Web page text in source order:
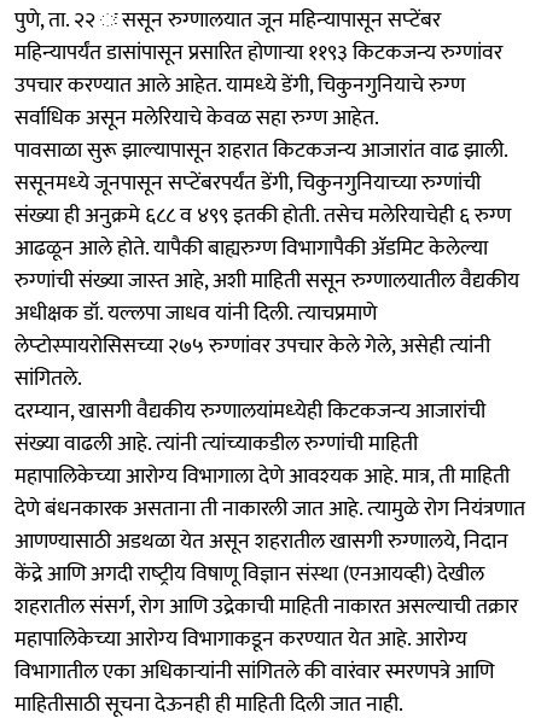
पुणे, ता. २२ ः ससून रुग्‍णालयात जून महिन्‍यापासून सप्‍टेंबर
महिन्‍यापर्यंत डासांपासून प्रसारित होणाऱ्या ११९३ किटकजन्‍य रुग्‍णांवर
उपचार करण्यात आले आहेत. यामध्‍ये डेंगी, चिकुनगुनियाचे रुग्‍ण
सर्वाधिक असून मलेरियाचे केवळ सहा रुग्‍ण आहेत.
पावसाळा सुरू झाल्‍यापासून शहरात किटकजन्‍य आजारांत वाढ झाली.
ससूनमध्‍ये जूनपासून सप्‍टेंबरपर्यंत डेंगी, चिकुनगुनियाच्‍या रुग्‍णांची
संख्‍या ही अनुक्रमे ६८८ व ४९९ इतकी होती. तसेच मलेरियाचेही ६ रुग्‍ण
आढळून आले होते. यापैकी बाह्यरुग्‍ण विभागापैकी ॲडमिट केलेल्‍या
रुग्‍णांची संख्‍या जास्‍त आहे, अशी माहिती ससून रुग्‍णालयातील वैद्यकीय
अधीक्षक डॉ. यल्‍लपा जाधव यांनी दिली. त्‍याचप्रमाणे
लेप्‍टोस्‍पायरोसिसच्‍या २७५ रुग्‍णांवर उपचार केले गेले, असेही त्‍यांनी
सांगितले.
दरम्‍यान, खासगी वैद्यकीय रुग्‍णालयांमध्‍येही किटकजन्‍य आजारांची
संख्‍या वाढली आहे. त्‍यांनी त्‍यांच्‍याकडील रुग्‍णांची माहिती
महापालिकेच्‍या आरोग्‍य विभागाला देणे आवश्‍यक आहे. मात्र, ती माहिती
देणे बंधनकारक असताना ती नाकारली जात आहे. त्‍यामुळे रोग नियंत्रणात
आणण्यासाठी अडथळा येत असून शहरातील खासगी रुग्‍णालये, निदान
केंद्रे आणि अगदी राष्‍ट्रीय विषाणू विज्ञान संस्‍था (एनआयव्‍ही) देखील
शहरातील संसर्ग, रोग आणि उद्रेकाची माहिती नाकारत असल्‍याची तक्रार
महापालिकेच्‍या आरोग्‍य विभागाकडून करण्‍यात येत आहे. आरोग्य
विभागातील एका अधिकाऱ्यांनी सांगितले की वारंवार स्मरणपत्रे आणि
माहितीसाठी सूचना देऊनही ही माहिती दिली जात नाही.